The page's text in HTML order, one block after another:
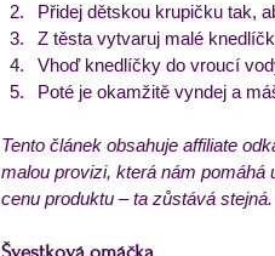
Přidej dětskou krupičku tak,
Z těsta vytvaruj malé
Vhoď knedlíčky do vroucí
Poté je okamžitě vyndej a
Tento článek obsahuje affiliate
malou provizi, která nám
cenu produktu – ta zůstává stejná.